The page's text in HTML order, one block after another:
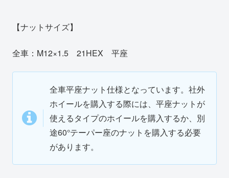
【ナットサイズ】
全車：M12×1.5 21HEX 平座
全車平座ナット仕様となっています。社外
ホイールを購入する際には、平座ナットが
使えるタイプのホイールを購入するか、別
途60°テーパー座のナットを購入する必要
があります。